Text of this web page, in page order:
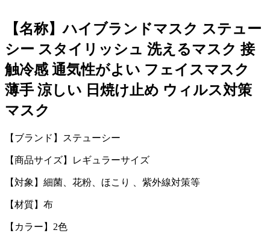
【名称】ハイブランドマスク ステュー
シー スタイリッシュ 洗えるマスク 接
触冷感 通気性がよい フェイスマスク
薄手 涼しい 日焼け止め ウィルス対策
マスク
【ブランド】ステューシー
【商品サイズ】レギュラーサイズ
【対象】細菌、花粉、ほこり 、紫外線対策等
【材質】布
【カラー】2色